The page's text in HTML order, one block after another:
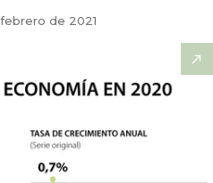
de 2021